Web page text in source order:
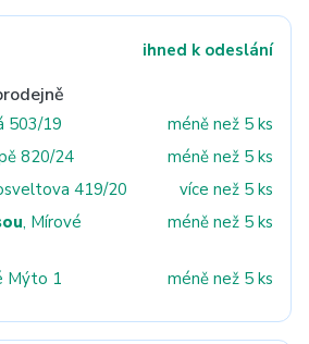
ihned k odeslání
503/19
méně než 5 ks
820/24
méně než 5 ks
419/20
více než 5 ks
, Mírové
méně než 5 ks
Mýto 1 méně než 5 ks